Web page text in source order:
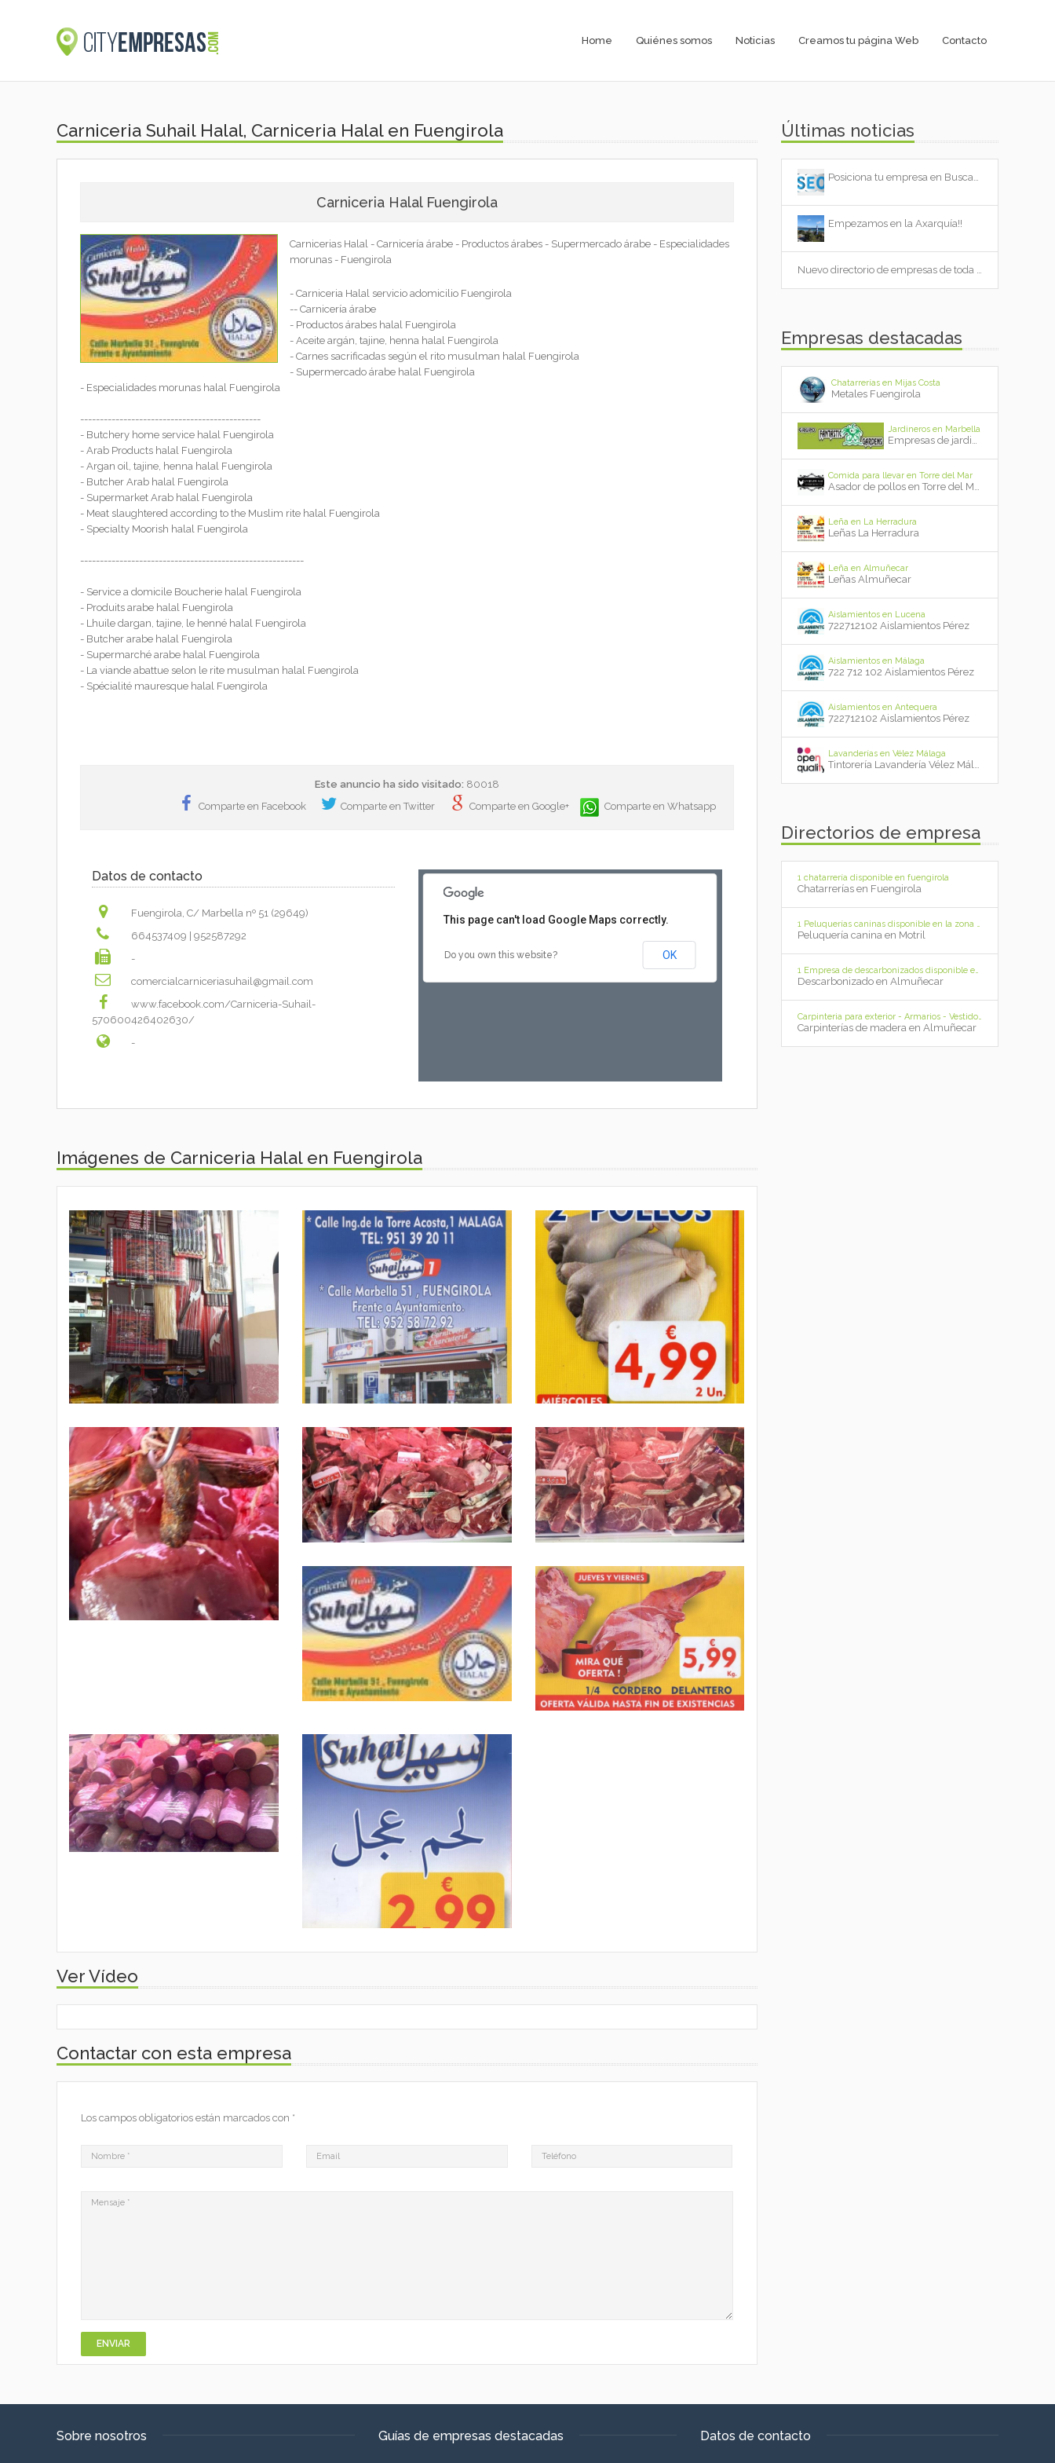
Home Quiénes somos Noticias Creamos tu página Web Contacto
Carniceria Suhail Halal, Carniceria Halal en Fuengirola
Carniceria Halal Fuengirola
Carnicerias Halal - Carnicería árabe - Productos árabes - Supermercado árabe - Especialidades
morunas - Fuengirola
- Carniceria Halal servicio adomicilio Fuengirola
-- Carnicería árabe
- Productos árabes halal Fuengirola
- Aceite argán, tajine, henna halal Fuengirola
- Carnes sacrificadas según el rito musulman halal Fuengirola
- Supermercado árabe halal Fuengirola
- Especialidades morunas halal Fuengirola
----------------------------------------------
- Butchery home service halal Fuengirola
- Arab Products halal Fuengirola
- Argan oil, tajine, henna halal Fuengirola
- Butcher Arab halal Fuengirola
- Supermarket Arab halal Fuengirola
- Meat slaughtered according to the Muslim rite halal Fuengirola
- Specialty Moorish halal Fuengirola
---------------------------------------------------------
- Service a domicile Boucherie halal Fuengirola
- Produits arabe halal Fuengirola
- Lhuile dargan, tajine, le henné halal Fuengirola
- Butcher arabe halal Fuengirola
- Supermarché arabe halal Fuengirola
- La viande abattue selon le rite musulman halal Fuengirola
- Spécialité mauresque halal Fuengirola
Este anuncio ha sido visitado: 80018
Comparte en Facebook
Comparte en Twitter Comparte en Google+ Comparte en Whatsapp
Datos de contacto
Fuengirola, C/ Marbella nº 51 (29649)
664537409 | 952587292
-
comercialcarniceriasuhail@gmail.com
www.facebook.com/Carniceria-Suhail-
570600426402630/
-
This page can't load Google Maps correctly.
Do you own this website? OK
Imágenes de Carniceria Halal en Fuengirola
Ver Vídeo
Contactar con esta empresa
Los campos obligatorios están marcados con *
Últimas noticias
Posiciona tu empresa en Buscadores!!
Empezamos en la Axarquía!!
Nuevo directorio de empresas de toda España, ¡¡¡Bienvenido a Cityempresas.com!!!
Empresas destacadas
Chatarrerías en Mijas Costa
Metales Fuengirola
Jardineros en Marbella
Empresas de jardinería Marbella
Comida para llevar en Torre del Mar
Asador de pollos en Torre del Mar
Leña en La Herradura
Leñas La Herradura
Leña en Almuñecar
Leñas Almuñecar
Aislamientos en Lucena
722712102 Aislamientos Pérez
Aislamientos en Málaga
722 712 102 Aislamientos Pérez
Aislamientos en Antequera
722712102 Aislamientos Pérez
Lavanderías en Vélez Málaga
Tintorería Lavandería Vélez Málaga
Directorios de empresa
1 chatarrería disponible en fuengirola
Chatarrerías en Fuengirola
1 Peluquerías caninas disponible en la zona de Motril
Peluquería canina en Motril
1 Empresa de descarbonizados disponible en la zona de Almuñecar
Descarbonizado en Almuñecar
Carpinteria para exterior - Armarios - Vestidores - Diseños de cocina - Diseño de Proyectos - Muebles para su hogar - Almuñecar
Carpinterías de madera en Almuñecar
Sobre nosotros Guías de empresas destacadas Datos de contacto